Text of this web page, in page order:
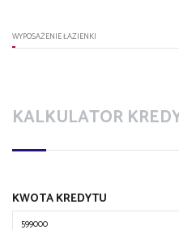
WYPOSAŻENIE ŁAZIENKI
KALKULATOR
KWOTA KREDYTU